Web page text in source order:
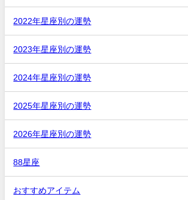
2022年星座別の運勢
2023年星座別の運勢
2024年星座別の運勢
2025年星座別の運勢
2026年星座別の運勢
88星座
おすすめアイテム